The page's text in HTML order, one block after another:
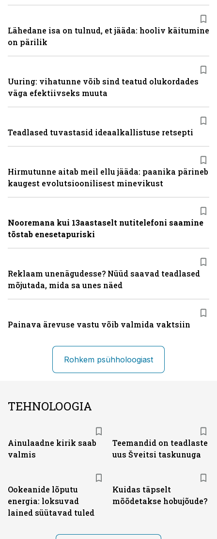
Lähedane isa on tulnud, et jääda: hooliv käitumine
on pärilik
Uuring: vihatunne võib sind teatud olukordades
väga efektiivseks muuta
Teadlased tuvastasid ideaalkallistuse retsepti
Hirmutunne aitab meil ellu jääda: paanika pärineb
kaugest evolutsioonilisest minevikust
Nooremana kui 13aastaselt nutitelefoni saamine
tõstab enesetapuriski
Reklaam unenägudesse? Nüüd saavad teadlased
mõjutada, mida sa unes näed
Painava ärevuse vastu võib valmida vaktsiin
Rohkem psühholoogiast
TEHNOLOOGIA
Ainulaadne kirik saab
valmis
Teemandid on teadlaste
uus Šveitsi taskunuga
Ookeanide lõputu
energia: loksuvad
lained süütavad tuled
Kuidas täpselt
mõõdetakse hobujõude?